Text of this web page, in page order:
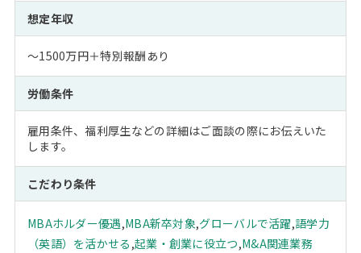
想定年収
～1500万円＋特別報酬あり
労働条件
雇用条件、福利厚生などの詳細はご面談の際にお伝えいた
します。
こだわり条件
MBAホルダー優遇,MBA新卒対象,グローバルで活躍,語学力
（英語）を活かせる ,起業・創業に役立つ,M&A関連業務